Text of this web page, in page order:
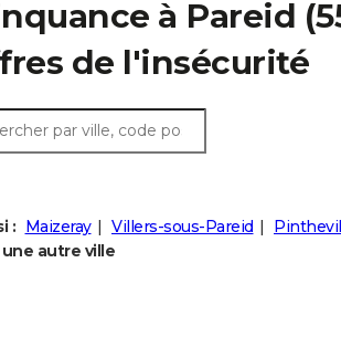
à Pareid
de l'insécurité
: Maizeray Villers-sous-Pareid
une autre ville